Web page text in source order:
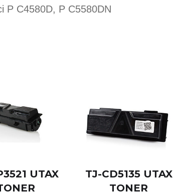
P C4580D, P C5580DN
UTAX
TJ-CD5135 UTAX
TONER